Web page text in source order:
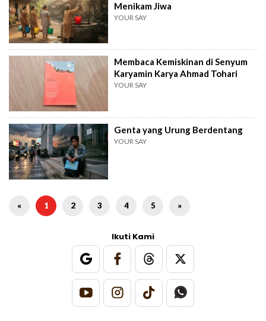
Menikam Jiwa
YOUR SAY
Membaca Kemiskinan di Senyum
Karyamin Karya Ahmad Tohari
YOUR SAY
Genta yang Urung Berdentang
YOUR SAY
« 1 2 3 4 5 »
Ikuti Kami